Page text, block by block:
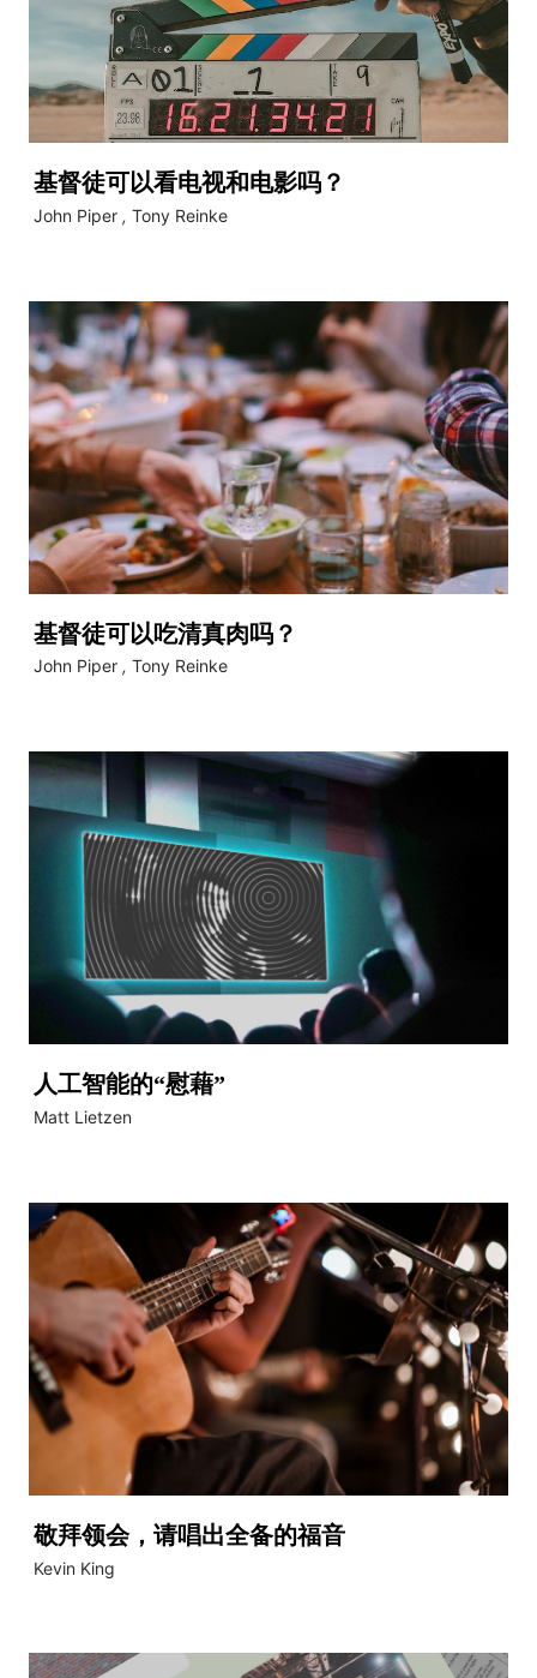
基督徒可以看电视和电影吗？
John Piper , Tony Reinke
基督徒可以吃清真肉吗？
John Piper , Tony Reinke
人工智能的“慰藉”
Matt Lietzen
敬拜领会，请唱出全备的福音
Kevin King